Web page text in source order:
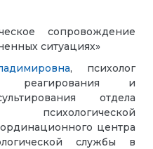
сопровождение
ситуациях»
, психолог
реагирования и
отдела
центра
службы в